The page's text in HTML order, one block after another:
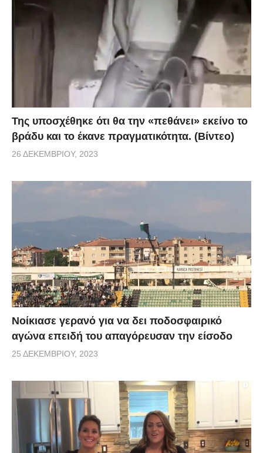
Της υποσχέθηκε ότι θα την «πεθάνει» εκείνο το
βράδυ και το έκανε πραγματικότητα. (Βίντεο)
26 ΔΕΚΕΜΒΡΊΟΥ, 2023
Νοίκιασε γερανό για να δει ποδοσφαιρικό
αγώνα επειδή του απαγόρευσαν την είσοδο
25 ΔΕΚΕΜΒΡΊΟΥ, 2023